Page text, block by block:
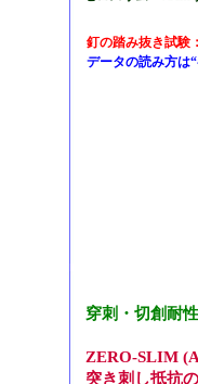
釘の踏み抜き試
データの読み方は
穿刺・切創耐
ZERO-SLIM
突き刺し抵抗